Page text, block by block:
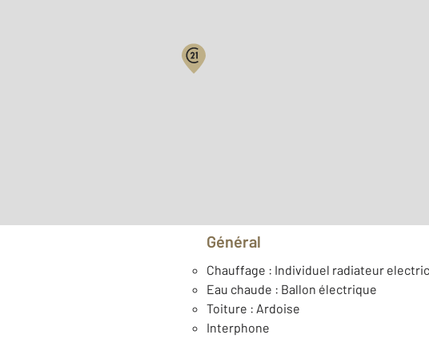
Général
Chauffage : Individuel radiateur
Eau chaude : Ballon électrique
Toiture : Ardoise
Interphone